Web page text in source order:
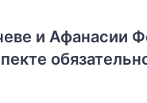
и Афанасии